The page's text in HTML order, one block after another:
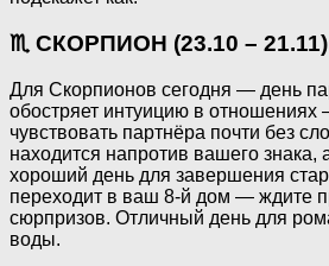
♏ СКОРПИОН (23.10 – 21.11)
Для Скорпионов сегодня — день
обостряет интуицию в отношениях
чувствовать партнёра почти без
находится напротив вашего
хороший день для завершения
переходит в ваш 8-й дом — ждите
сюрпризов. Отличный день для
воды.